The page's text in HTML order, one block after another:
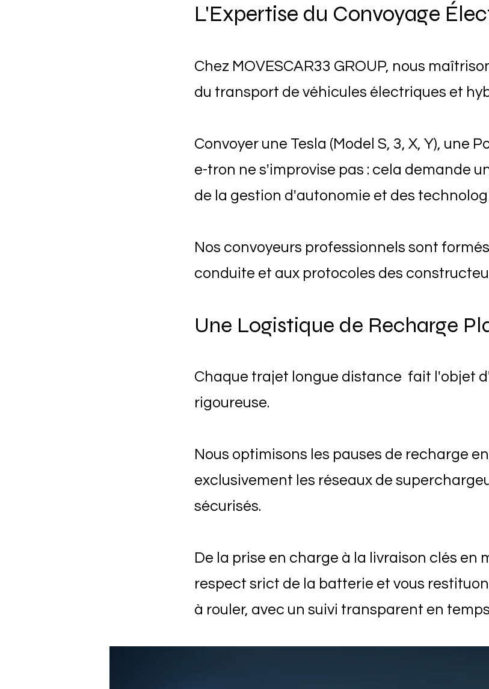
L'Expertise du Convoyage
Chez MOVESCAR33 GROUP, nous
du transport de véhicules électriques et
Convoyer une Tesla (Model S, 3, X, Y), une
e-tron ne s'improvise pas : cela demande
de la gestion d'autonomie et des
Nos convoyeurs professionnels sont
conduite et aux protocoles des
Une Logistique de Recharge
Chaque trajet longue distance fait l'objet
rigoureuse.
Nous optimisons les pauses de recharge
exclusivement les réseaux de
sécurisés.
De la prise en charge à la livraison clés en
respect srict de la batterie et vous
à rouler, avec un suivi transparent en